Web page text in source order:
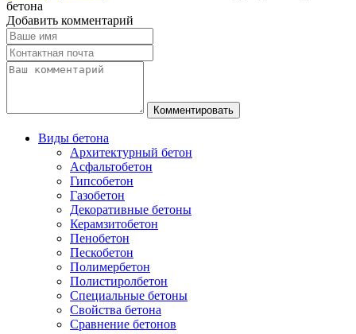
бетона
Добавить комментарий
Виды бетона
Архитектурный бетон
Асфальтобетон
Гипсобетон
Газобетон
Декоративные бетоны
Керамзитобетон
Пенобетон
Пескобетон
Полимербетон
Полистиролбетон
Специальные бетоны
Свойства бетона
Сравнение бетонов